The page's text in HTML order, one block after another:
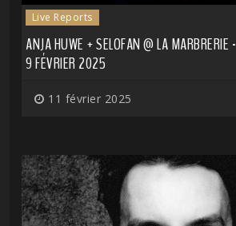
Live Reports
ANJA HUWE + SELOFAN @ LA
9 FÉVRIER 2025
11 février 2025